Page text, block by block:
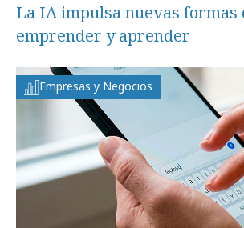
La IA impulsa nuevas formas
emprender y aprender
Empresas y Negocios